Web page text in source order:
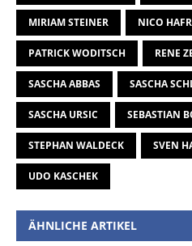
MIRIAM STEINER NICO
PATRICK WODITSCH RENE
SASCHA ABBAS SASCHA
SASCHA URSIC SEBASTIAN
STEPHAN WALDECK SVEN
UDO KASCHEK
ÄHNLICHE ARTIKEL